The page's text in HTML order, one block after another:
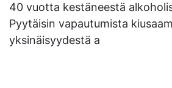
40 vuotta kestäneestä
Pyytäisin vapautumista
yksinäisyydestä a